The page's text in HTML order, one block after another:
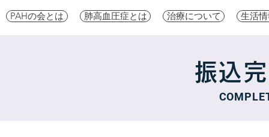
PAHの会とは 肺高血圧症とは 治療について 生活
振込